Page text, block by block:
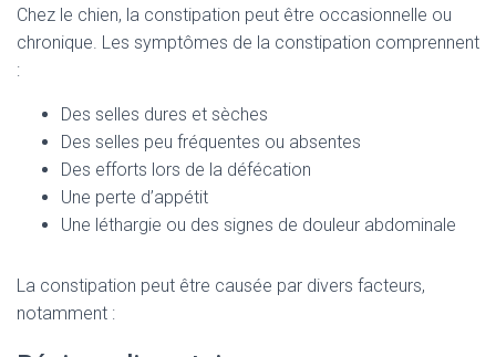
Chez le chien, la constipation peut être occasionnelle ou
chronique. Les symptômes de la constipation comprennent
:
Des selles dures et sèches
Des selles peu fréquentes ou absentes
Des efforts lors de la défécation
Une perte d’appétit
Une léthargie ou des signes de douleur abdominale
La constipation peut être causée par divers facteurs,
notamment :